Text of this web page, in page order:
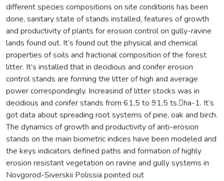
different species compositions on site conditions has been
done, sanitary state of stands installed, features of growth
and productivity of plants for erosion control on gully-ravine
lands found out. It’s found out the physical and chemical
properties of soils and fractional composition of the forest
litter. It’s installed that in decidious and conifer erosion
control stands are forming the litter of high and average
power correspondingly. Increasind of litter stocks was in
decidious and conifer stands from 61,5 to 91,5 ts.ha-1. It’s
got data about spreading root systems of pine, oak and birch.
The dynamics of growth and productivity of anti-erosion
stands on the main biometric indices have been modeled and
the keys indicators defined paths and formation of highly
erosion resistant vegetation on ravine and gully systems in
Novgorod-Siverskii Polissia pointed out